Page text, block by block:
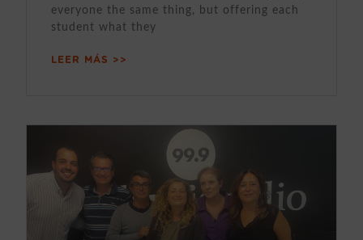
everyone the same thing, but offering each
student what they
LEER MÁS >>